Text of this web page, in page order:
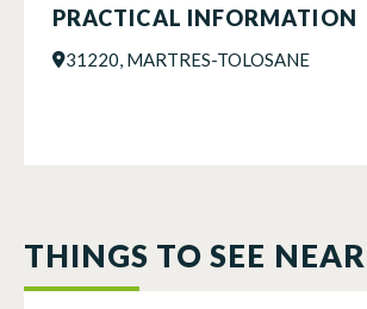
PRACTICAL INFORMATION
31220, MARTRES-TOLOSANE
THINGS TO SEE